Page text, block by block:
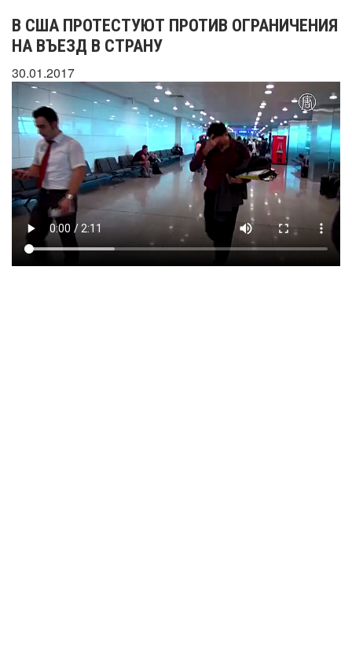
В США ПРОТЕСТУЮТ ПРОТИВ ОГРАНИЧЕНИЯ
НА ВЪЕЗД В СТРАНУ
30.01.2017